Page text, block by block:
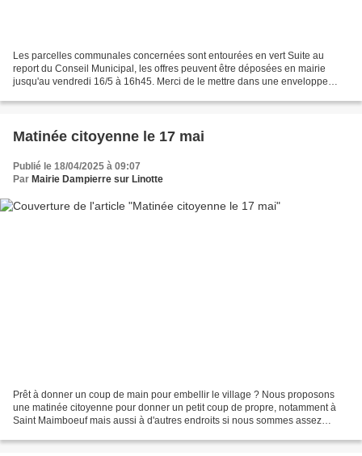
Les parcelles communales concernées sont entourées en vert Suite au
report du Conseil Municipal, les offres peuvent être déposées en mairie
jusqu'au vendredi 16/5 à 16h45. Merci de le mettre dans une enveloppe
Matinée citoyenne le 17 mai
Publié le 18/04/2025 à 09:07
Par Mairie Dampierre sur Linotte
Prêt à donner un coup de main pour embellir le village ? Nous proposons
une matinée citoyenne pour donner un petit coup de propre, notamment à
Saint Maimboeuf mais aussi à d'autres endroits si nous sommes assez